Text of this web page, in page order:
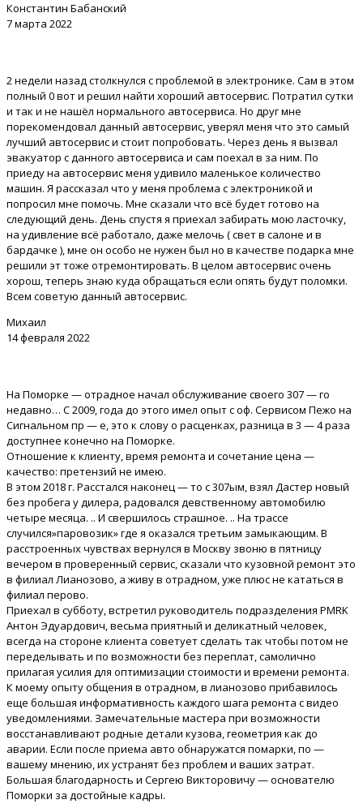
Константин Бабанский
7 марта 2022
2 недели назад столкнулся с проблемой в электронике. Сам в этом
полный 0 вот и решил найти хороший автосервис. Потратил сутки
и так и не нашёл нормального автосервиса. Но друг мне
порекомендовал данный автосервис, уверял меня что это самый
лучший автосервис и стоит попробовать. Через день я вызвал
эвакуатор с данного автосервиса и сам поехал в за ним. По
приеду на автосервис меня удивило маленькое количество
машин. Я рассказал что у меня проблема с электроникой и
попросил мне помочь. Мне сказали что всё будет готово на
следующий день. День спустя я приехал забирать мою ласточку,
на удивление всё работало, даже мелочь ( свет в салоне и в
бардачке ), мне он особо не нужен был но в качестве подарка мне
решили эт тоже отремонтировать. В целом автосервис очень
хорош, теперь знаю куда обращаться если опять будут поломки.
Всем советую данный автосервис.
Михаил
14 февраля 2022
На Поморке — отрадное начал обслуживание своего 307 — го
недавно… С 2009, года до этого имел опыт с оф. Сервисом Пежо на
Сигнальном пр — е, это к слову о расценках, разница в 3 — 4 раза
доступнее конечно на Поморке.
Отношение к клиенту, время ремонта и сочетание цена —
качество: претензий не имею.
В этом 2018 г. Расстался наконец — то с 307ым, взял Дастер новый
без пробега у дилера, радовался девственному автомобилю
четыре месяца. .. И свершилось страшное. .. На трассе
случился»паровозик» где я оказался третьим замыкающим. В
расстроенных чувствах вернулся в Москву звоню в пятницу
вечером в проверенный сервис, сказали что кузовной ремонт это
в филиал Лианозово, а живу в отрадном, уже плюс не кататься в
филиал перово.
Приехал в субботу, встретил руководитель подразделения PMRK
Антон Эдуардович, весьма приятный и деликатный человек,
всегда на стороне клиента советует сделать так чтобы потом не
переделывать и по возможности без переплат, самолично
прилагая усилия для оптимизации стоимости и времени ремонта.
К моему опыту общения в отрадном, в лианозово прибавилось
еще большая информативность каждого шага ремонта с видео
уведомлениями. Замечательные мастера при возможности
восстанавливают родные детали кузова, геометрия как до
аварии. Если после приема авто обнаружатся помарки, по —
вашему мнению, их устранят без проблем и ваших затрат.
Большая благодарность и Сергею Викторовичу — основателю
Поморки за достойные кадры.